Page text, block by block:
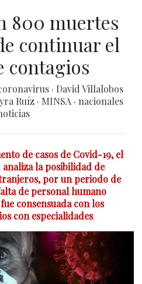
800 muertes
continuar el
contagios
· David Villalobos
Ruíz · MINSA · nacionales
de casos de Covid-19, el
la posibilidad de
por un periodo de
de personal humano
consensuada con los
con especialidades